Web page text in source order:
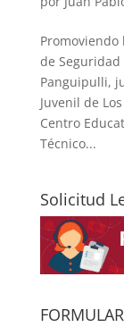
de
Panguipulli,
Juvenil de
Centro
Técnico...
Solicitud